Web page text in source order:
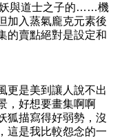
妖與道士之子的……機
加入蒸氣龐克元素後
的賣點絕對是設定和
更是美到讓人說不出
，好想要畫集啊啊
狐描寫得好弱勢，沒
這是我比較怨念的一